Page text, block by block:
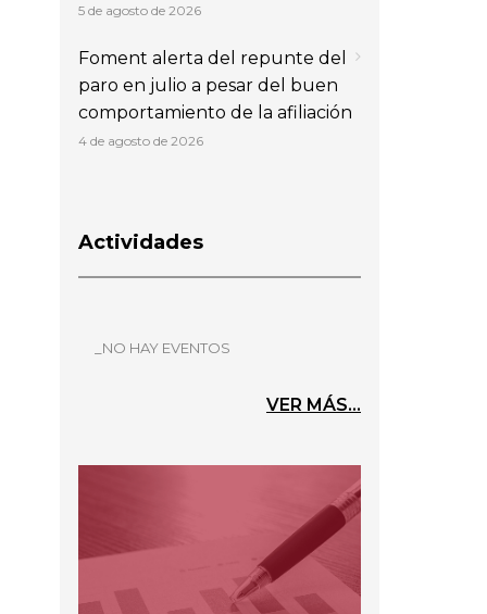
5 de agosto de 2026
Foment alerta del repunte del
paro en julio a pesar del buen
comportamiento de la afiliación
4 de agosto de 2026
Actividades
_NO HAY EVENTOS
VER MÁS...